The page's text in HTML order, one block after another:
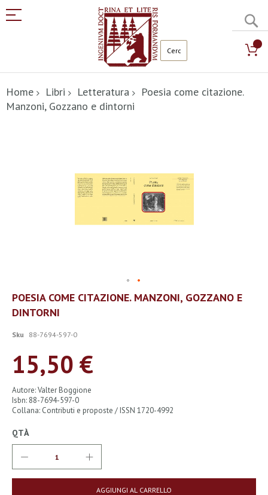
al
contenuto
Home Libri Letteratura
Poesia come citazione.
Manzoni, Gozzano e dintorni
Vai
all'inizio
della
di
POESIA COME CITAZIONE. MANZONI, GOZZANO E
DINTORNI
Sku 88-7694-597-0
15,50 €
Autore: Valter Boggione
Isbn: 88-7694-597-0
Collana: Contributi e proposte / ISSN 1720-4992
QTÀ
AGGIUNGI AL CARRELLO